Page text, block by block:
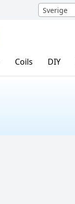
Sverige
Coils DIY